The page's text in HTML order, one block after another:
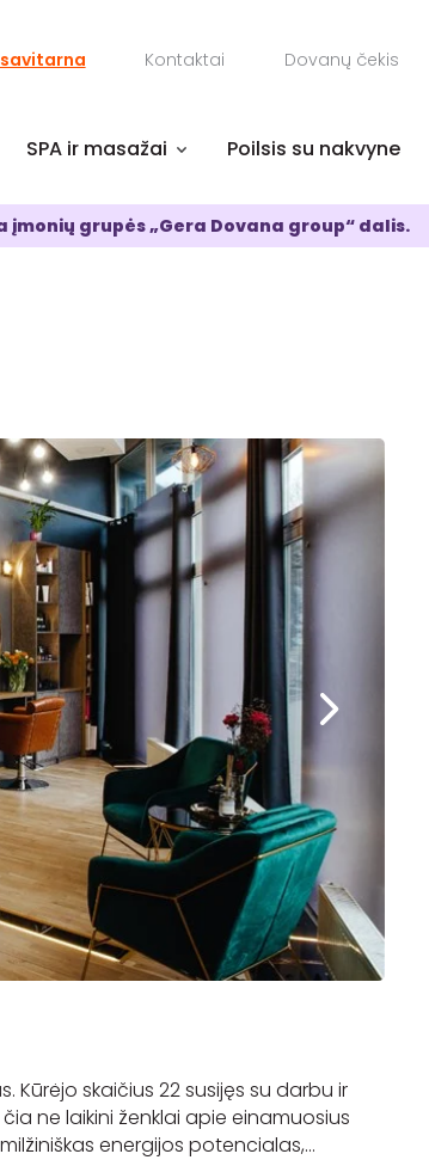
Kontaktai Dovanų čekis
SPA ir masažai Poilsis su nakvyne
įmonių grupės „Gera Dovana group“ dalis.
Kūrėjo skaičius 22 susijęs su darbu ir
ne laikini ženklai apie einamuosius
energijos potencialas,...